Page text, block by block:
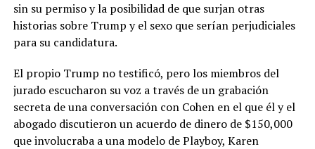
sin su permiso y la posibilidad de que surjan otras
historias sobre Trump y el sexo que serían perjudiciales
para su candidatura.
El propio Trump no testificó, pero los miembros del
jurado escucharon su voz a través de un grabación
secreta de una conversación con Cohen en el que él y el
abogado discutieron un acuerdo de dinero de $150,000
que involucraba a una modelo de Playboy, Karen